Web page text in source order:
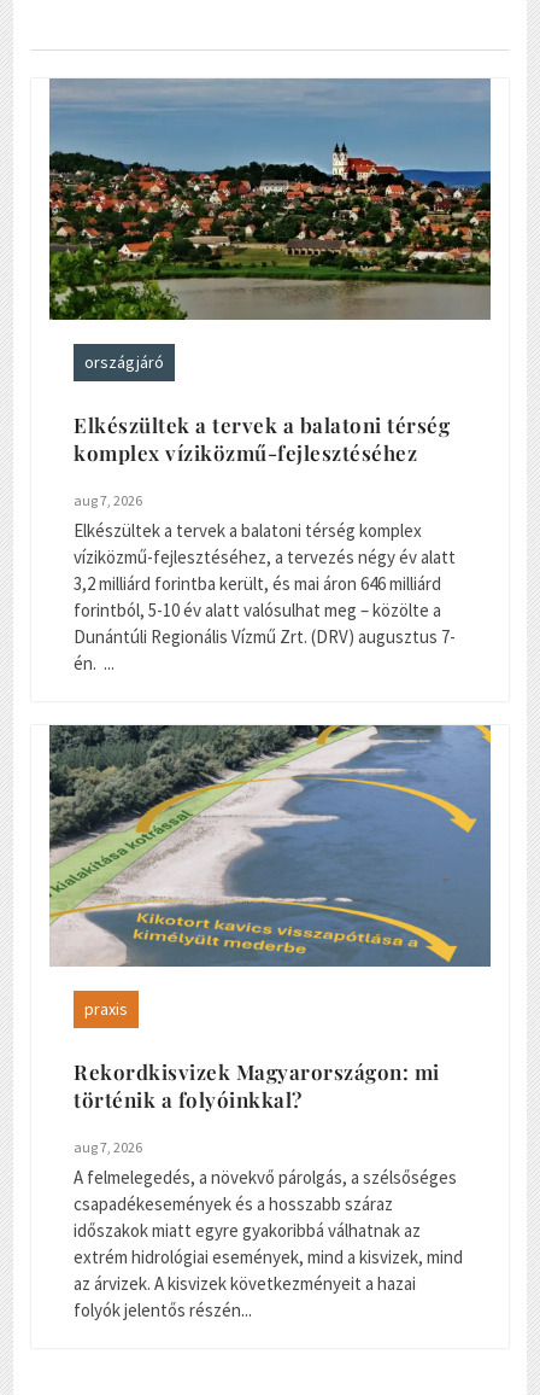
országjáró
Elkészültek a tervek a balatoni térség
komplex víziközmű-fejlesztéséhez
aug 7, 2026
Elkészültek a tervek a balatoni térség komplex
víziközmű-fejlesztéséhez, a tervezés négy év alatt
3,2 milliárd forintba került, és mai áron 646 milliárd
forintból, 5-10 év alatt valósulhat meg – közölte a
Dunántúli Regionális Vízmű Zrt. (DRV) augusztus 7-
én. ...
praxis
Rekordkisvizek Magyarországon: mi
történik a folyóinkkal?
aug 7, 2026
A felmelegedés, a növekvő párolgás, a szélsőséges
csapadékesemények és a hosszabb száraz
időszakok miatt egyre gyakoribbá válhatnak az
extrém hidrológiai események, mind a kisvizek, mind
az árvizek. A kisvizek következményeit a hazai
folyók jelentős részén...